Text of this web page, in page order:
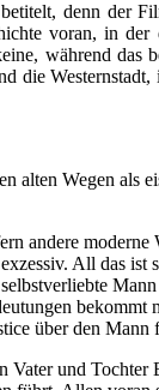
denn der
voran, in
während
die
alten Wegen als
andere
All das
über den
Vater und